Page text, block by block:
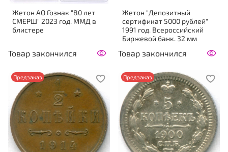
Жетон АО Гознак "80 лет
СМЕРШ" 2023 год. ММД в
блистере
Товар закончился
Жетон "Депозитный
сертификат 5000 рублей"
1991 год. Всероссийский
Биржевой банк. 32 мм
Товар закончился
Предзаказ Предзаказ